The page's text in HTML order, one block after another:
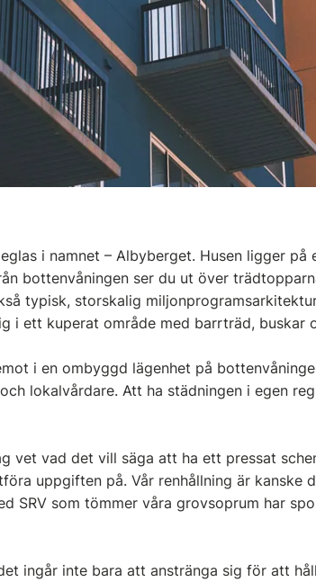
i namnet – Albyberget. Husen ligger på
bottenvåningen ser du ut över
typisk, storskalig
i ett kuperat område med barrträd, buskar
i en ombyggd lägenhet på
lokalvårdare. Att ha städningen i egen
vet vad det vill säga att ha ett pressat
uppgiften på. Vår renhållning är kanske
SRV som tömmer våra grovsoprum har
ingår inte bara att anstränga sig för att